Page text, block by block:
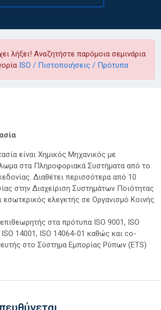
λήξει! Αναζητήστε παρόμοια σεμινάρια
ISO / Πιστοποιήσεις / Πρότυπα
είναι Χημικός Μηχανικός με
στα Πληροφοριακά Συστήματα από το
Διαθέτει περισσότερα από 10
στην Διαχείριση Συστημάτων Ποιότητας
ελεγκτής σε Οργανισμό Κοινής
στα πρότυπα ISO 9001, ISO
14001, ISO 14064-01 καθώς και co-
στο Σύστημα Εμπορίας Ρύπων (ETS)